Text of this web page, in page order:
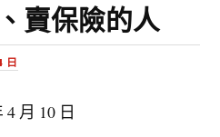
賣保險的人
日
4 月 10 日